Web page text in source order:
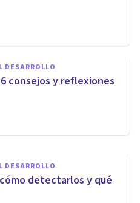
DESARROLLO
consejos y reflexiones
DESARROLLO
adolescencia
DESARROLLO
detectarlos y qué